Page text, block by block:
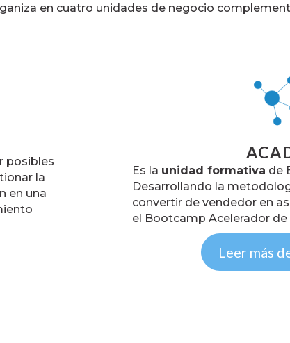
en cuatro unidades de negocio
posibles
la
en una
Es la unidad formativa de
Desarrollando la
convertir de vendedor en
el Bootcamp Acelerador de
Leer más